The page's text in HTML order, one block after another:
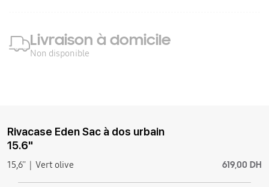
Livraison à domicile
Non disponible
Rivacase Eden Sac à dos urbain
15.6"
15,6'' Vert olive 619,00 DH